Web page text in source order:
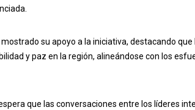
su apoyo a la iniciativa, destacando
y paz en la región, alineándose con los
que las conversaciones entre los líderes